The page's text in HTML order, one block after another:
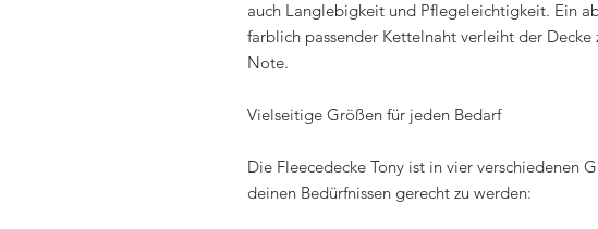
auch Langlebigkeit und Pflegeleichtigkeit. Ein
farblich passender Kettelnaht verleiht der Decke
Note.
Vielseitige Größen für jeden Bedarf
Die Fleecedecke Tony ist in vier verschiedenen
deinen Bedürfnissen gerecht zu werden: